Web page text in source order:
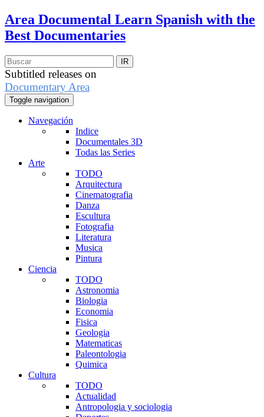
Area Documental Learn Spanish with the
Best Documentaries
Subtitled releases on
Documentary Area
Toggle navigation
Navegación
Indice
Documentales 3D
Todas las Series
Arte
TODO
Arquitectura
Cinematografia
Danza
Escultura
Fotografia
Literatura
Musica
Pintura
Ciencia
TODO
Astronomia
Biologia
Economia
Fisica
Geologia
Matematicas
Paleontologia
Quimica
Cultura
TODO
Actualidad
Antropologia y sociologia